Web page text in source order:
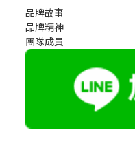
品牌故事
品牌精神
團隊成員